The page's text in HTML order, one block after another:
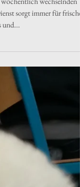
wechselnden
sorgt immer für frisches